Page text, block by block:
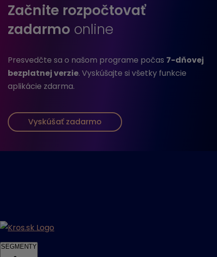
Začnite rozpočtovať
zadarmo online
Presvedčte sa o našom programe počas 7-dňovej
bezplatnej verzie. Vyskúšajte si všetky funkcie
aplikácie zdarma.
Vyskúšať zadarmo
SEGMENTY